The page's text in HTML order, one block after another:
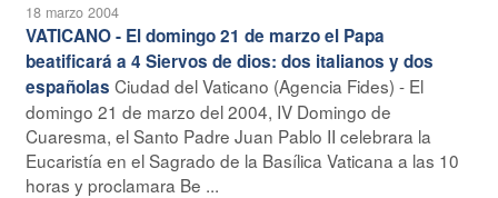
18 marzo 2004
VATICANO - El domingo 21 de marzo el Papa
beatificará a 4 Siervos de dios: dos italianos y dos
españolas Ciudad del Vaticano (Agencia Fides) - El
domingo 21 de marzo del 2004, IV Domingo de
Cuaresma, el Santo Padre Juan Pablo II celebrara la
Eucaristía en el Sagrado de la Basílica Vaticana a las 10
horas y proclamara Be ...